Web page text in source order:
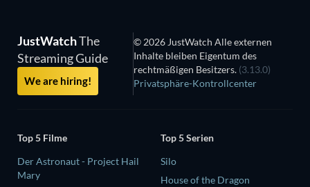
JustWatchThe
Streaming Guide
We are hiring!
© 2026 JustWatch Alle externen
Inhalte bleiben Eigentum des
rechtmäßigen Besitzers. (3.13.0)
Privatsphäre-Kontrollcenter
Top 5 Filme
Der Astronaut - Project Hail
Mary
Top 5 Serien
Silo
House of the Dragon